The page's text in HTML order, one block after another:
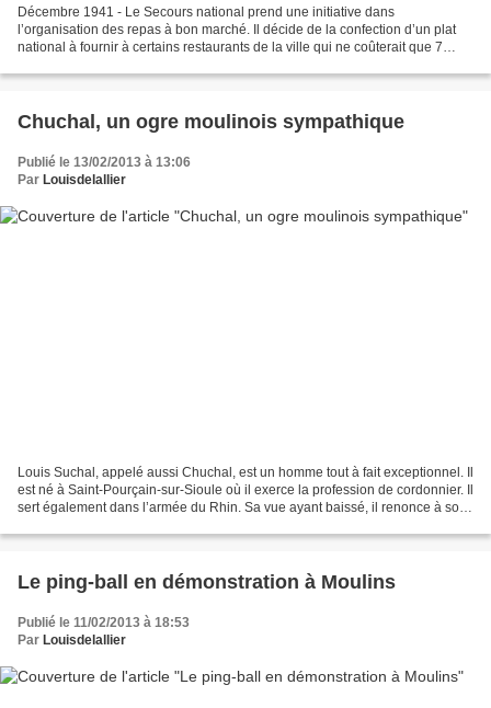
Décembre 1941 - Le Secours national prend une initiative dans
l’organisation des repas à bon marché. Il décide de la confection d’un plat
national à fournir à certains restaurants de la ville qui ne coûterait que 7
Chuchal, un ogre moulinois sympathique
Publié le 13/02/2013 à 13:06
Par Louisdelallier
Louis Suchal, appelé aussi Chuchal, est un homme tout à fait exceptionnel. Il
est né à Saint-Pourçain-sur-Sioule où il exerce la profession de cordonnier. Il
sert également dans l’armée du Rhin. Sa vue ayant baissé, il renonce à son
Le ping-ball en démonstration à Moulins
Publié le 11/02/2013 à 18:53
Par Louisdelallier